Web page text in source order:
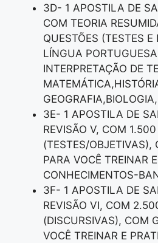
3D- 1 APOSTILA DE
COM TEORIA
QUESTÕES (TESTES E
LÍNGUA
INTERPRETAÇÃO DE
3E- 1 APOSTILA DE
REVISÃO V, COM
(TESTES/OBJETIVAS),
PARA VOCÊ TREINAR
CONHECIMENTOS-
3F- 1 APOSTILA DE
REVISÃO VI, COM
(DISCURSIVAS), COM
VOCÊ TREINAR E